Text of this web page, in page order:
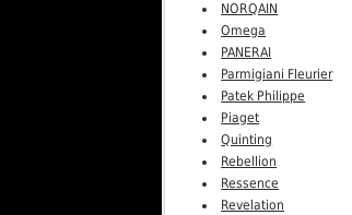
NORQAIN
Omega
PANERAI
Parmigiani Fleurier
Patek Philippe
Piaget
Quinting
Rebellion
Ressence
Revelation